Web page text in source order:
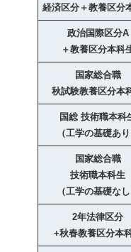
経済区分＋教養区分
政治国際区分A
＋教養区分本科
国家総合職
秋試験教養区分本
国総 技術職本科
（工学の基礎あり
国家総合職
技術職本科生
（工学の基礎なし
2年法律区分
+秋春教養区分本